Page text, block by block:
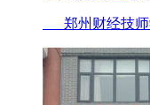
郑州财经技师